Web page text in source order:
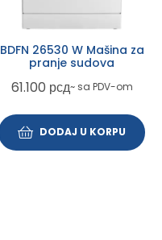
BDFN 26530 W Mašina za
pranje sudova
61.100 рсд~ sa PDV-om
DODAJ U KORPU